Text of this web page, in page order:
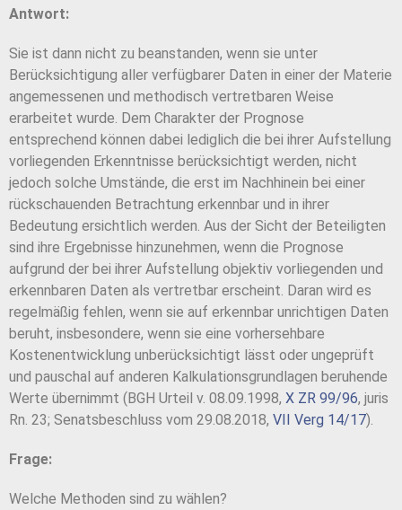
Antwort:
Sie ist dann nicht zu beanstanden, wenn sie unter
Berücksichtigung aller verfügbarer Daten in einer der Materie
angemessenen und methodisch vertretbaren Weise
erarbeitet wurde. Dem Charakter der Prognose
entsprechend können dabei lediglich die bei ihrer Aufstellung
vorliegenden Erkenntnisse berücksichtigt werden, nicht
jedoch solche Umstände, die erst im Nachhinein bei einer
rückschauenden Betrachtung erkennbar und in ihrer
Bedeutung ersichtlich werden. Aus der Sicht der Beteiligten
sind ihre Ergebnisse hinzunehmen, wenn die Prognose
aufgrund der bei ihrer Aufstellung objektiv vorliegenden und
erkennbaren Daten als vertretbar erscheint. Daran wird es
regelmäßig fehlen, wenn sie auf erkennbar unrichtigen Daten
beruht, insbesondere, wenn sie eine vorhersehbare
Kostenentwicklung unberücksichtigt lässt oder ungeprüft
und pauschal auf anderen Kalkulationsgrundlagen beruhende
Werte übernimmt (BGH Urteil v. 08.09.1998, X ZR 99/96, juris
Rn. 23; Senatsbeschluss vom 29.08.2018, VII Verg 14/17).
Frage:
Welche Methoden sind zu wählen?